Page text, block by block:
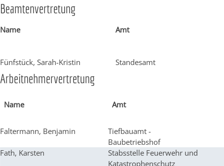
Beamtenvertretung
Name Amt
Fünfstück, Sarah-Kristin
Standesamt
Arbeitnehmervertretung
Name Amt
Faltermann, Benjamin
Tiefbauamt -
Baubetriebshof
Fath, Karsten
Stabsstelle Feuerwehr und
Katastrophenschutz